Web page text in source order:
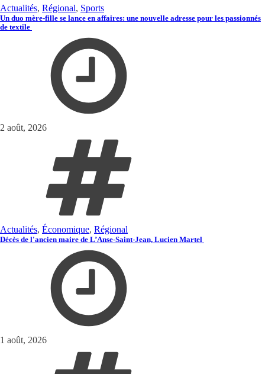
Actualités, Régional, Sports
Un duo mère-fille se lance en affaires: une nouvelle adresse pour les passionnés
de textile
2 août, 2026
Actualités, Économique, Régional
Décès de l'ancien maire de L’Anse-Saint-Jean, Lucien Martel
1 août, 2026